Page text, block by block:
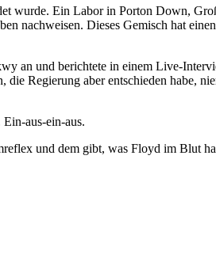
wurde. Ein Labor in Porton Down,
nachweisen. Dieses Gemisch hat
an und berichtete in einem Live-
Regierung aber entschieden habe,
aus-ein-aus.
und dem gibt, was Floyd im Blut